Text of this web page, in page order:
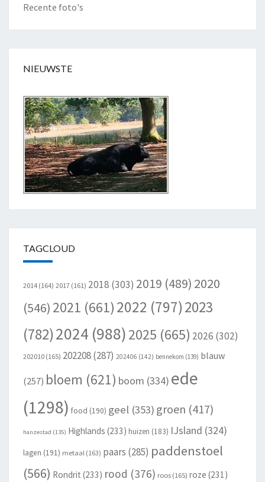
Recente foto's
NIEUWSTE
TAGCLOUD
2014 (164) 2017 (161) 2018 (303) 2019 (489) 2020
(546) 2021 (661) 2022 (797)2023
(782)2024 (988) 2025 (665) 2026 (302)
202010 (165) 202208(287) 202406 (142) bennekom (139) blauw
(257) bloem (621) boom (334) ede
(1298) food (190) geel (353) groen (417)
hanzestad (135) Highlands (233) huizen (183) IJsland (324)
lagen (191) metaal (163) paars (285) paddenstoel
(566) Rondrit (233) rood (376) roos (165) roze (231)